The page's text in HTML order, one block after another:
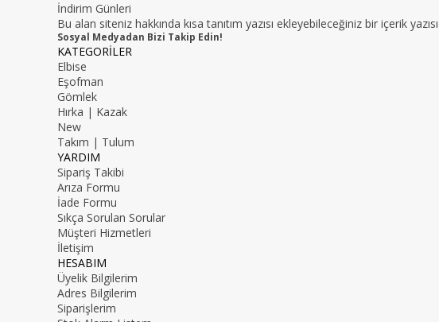
İndirim Günleri
Bu alan siteniz hakkında kısa tanıtım yazısı ekleyebileceğiniz bir içerik
Sosyal Medyadan Bizi Takip Edin!
KATEGORİLER
Elbise
Eşofman
Gömlek
Hırka | Kazak
New
Takım | Tulum
YARDIM
Sipariş Takibi
Arıza Formu
İade Formu
Sıkça Sorulan Sorular
Müşteri Hizmetleri
İletişim
HESABIM
Üyelik Bilgilerim
Adres Bilgilerim
Siparişlerim